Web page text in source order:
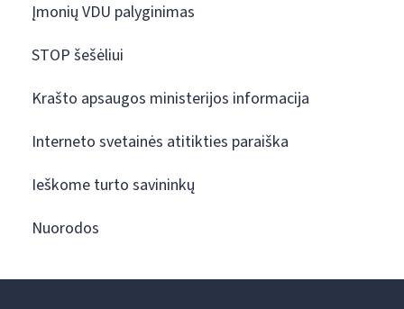
Įmonių VDU palyginimas
STOP šešėliui
Krašto apsaugos ministerijos informacija
Interneto svetainės atitikties paraiška
Ieškome turto savininkų
Nuorodos